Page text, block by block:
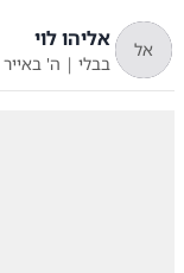
אל אליהו לוי
בבלי | ה' באייר